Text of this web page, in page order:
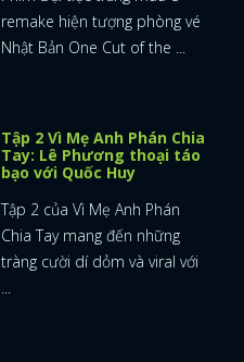
remake hiện tượng phòng vé
Nhật Bản One Cut of the ...
Tập 2 Vì Mẹ Anh Phán Chia
Tay: Lê Phương thoại táo
bạo với Quốc Huy
Tập 2 của Vì Mẹ Anh Phán
Chia Tay mang đến những
tràng cười dí dỏm và viral với
...